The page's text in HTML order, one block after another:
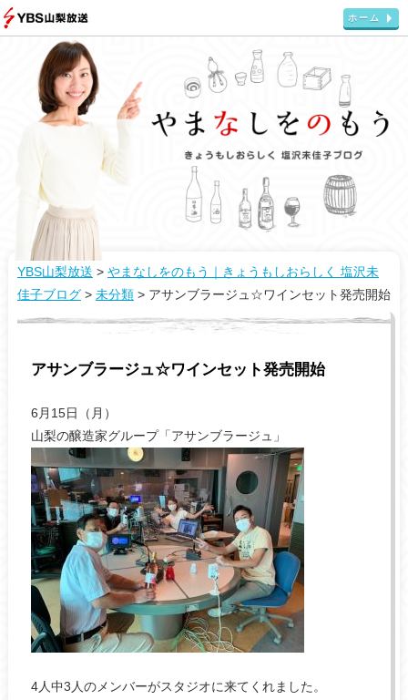
ホーム
YBS山梨放送 > やまなしをのもう｜きょうもしおらしく 塩沢未
佳子ブログ> 未分類> アサンブラージュ☆ワインセット発売開始
アサンブラージュ☆ワインセット発売開始
6月15日（月）
山梨の醸造家グループ「アサンブラージュ」
4人中3人のメンバーがスタジオに来てくれました。